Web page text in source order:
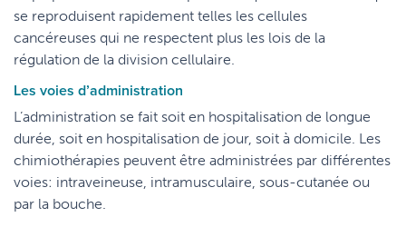
se reproduisent rapidement telles les cellules
cancéreuses qui ne respectent plus les lois de la
régulation de la division cellulaire.
Les voies d’administration
L’administration se fait soit en hospitalisation de longue
durée, soit en hospitalisation de jour, soit à domicile. Les
chimiothérapies peuvent être administrées par différentes
voies: intraveineuse, intramusculaire, sous-cutanée ou
par la bouche.